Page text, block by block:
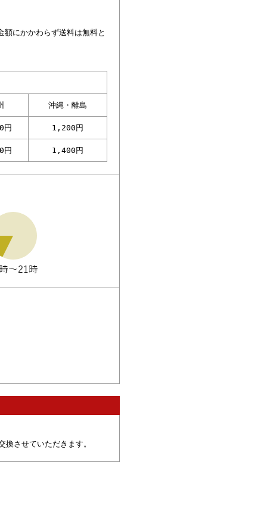
にかかわらず送料は無料と
沖縄・離島
円 1,200円
円 1,400円
させていただきます。